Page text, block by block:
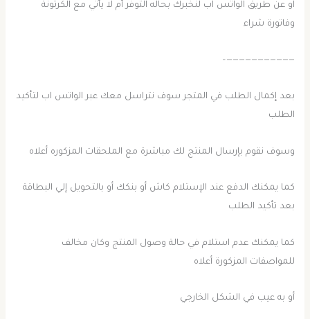
او عن طريق الواتس اب لنخبرك بحاله التوفر أم لا يأتي مع الكرتونة
وفاتورة شراء
———————————–
بعد إكمال الطلب في المتجر سوف نتراسل معك عبر الواتس اب لتأكيد
الطلب
وسوف نقوم بإرسال المنتج لك مباشرة مع الملحقات المزكوره أعلاه
كما يمكنك الدفع عند الإستلام كاش أو بنكك أو بالتحويل إلي البطاقة
بعد تأكيد الطلب
كما يمكنك عدم استلام في حالة وصول المنتج وكان مخالف
للمواصفات المزكورة أعلاه
أو به عيب في الشكل الخارجي